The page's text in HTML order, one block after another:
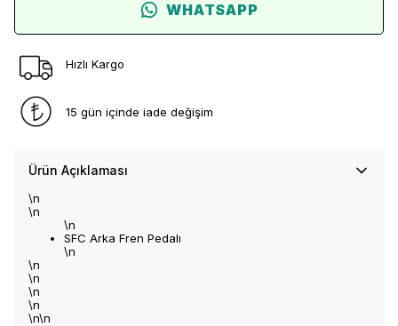
WHATSAPP
Hızlı Kargo
15 gün içinde iade değişim
Ürün Açıklaması
\n
\n
\n
SFC Arka Fren Pedalı
\n
\n
\n
\n
\n
\n\n